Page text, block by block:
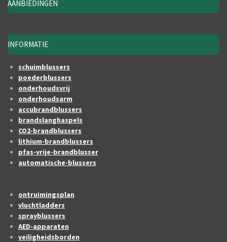
AANBIEDINGEN
INFORMATIE
schuimblussers
poederblussers
onderhoudsvrij
onderhoudsarm
accubrandblussers
brandslanghaspels
CO2-brandblussers
lithium-brandblussers
pfas-vrije-brandblusser
automatische-blussers
ontruimingsplan
vluchtladders
sprayblussers
AED-apparaten
veiligheidsborden